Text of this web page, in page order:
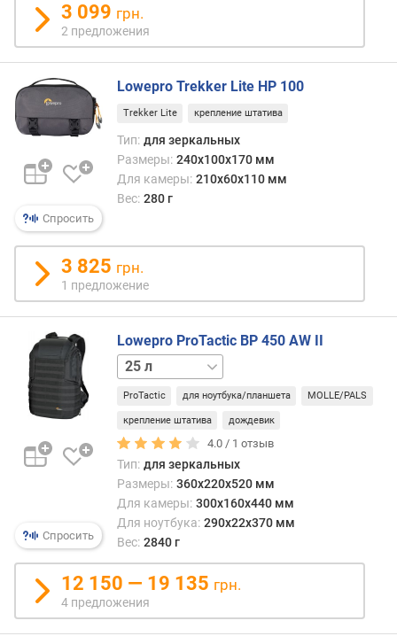
3 099 грн.
2 предложения
Спросить
Lowepro Trekker Lite HP 100
Trekker Lite крепление штатива
Тип: для зеркальных
Размеры: 240x100x170 мм
Для камеры: 210x60x110 мм
Вес: 280 г
3 825 грн.
1 предложение
Спросить
Lowepro ProTactic BP 450 AW II
16 л
ProTactic для ноутбука/планшета MOLLE/PALS
крепление штатива дождевик
4.0 / 1 отзыв
Тип: для зеркальных
Размеры: 360x220x520 мм
Для камеры: 300x160x440 мм
Для ноутбука: 290x22x370 мм
Вес: 2840 г
12 150 — 19 135 грн.
4 предложения